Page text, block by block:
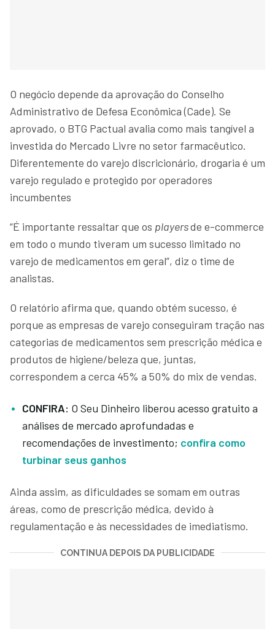
O negócio depende da aprovação do Conselho
Administrativo de Defesa Econômica (Cade). Se
aprovado, o BTG Pactual avalia como mais tangível a
investida do Mercado Livre no setor farmacêutico.
Diferentemente do varejo discricionário, drogaria é um
varejo regulado e protegido por operadores
incumbentes
“É importante ressaltar que os playersde e-commerce
em todo o mundo tiveram um sucesso limitado no
varejo de medicamentos em geral”, diz o time de
analistas.
O relatório afirma que, quando obtém sucesso, é
porque as empresas de varejo conseguiram tração nas
categorias de medicamentos sem prescrição médica e
produtos de higiene/beleza que, juntas,
correspondem a cerca 45% a 50% do mix de vendas.
CONFIRA: O Seu Dinheiro liberou acesso gratuito a
análises de mercado aprofundadas e
recomendações de investimento; confira como
turbinar seus ganhos
Ainda assim, as dificuldades se somam em outras
áreas, como de prescrição médica, devido à
regulamentação e às necessidades de imediatismo.
CONTINUA DEPOIS DA PUBLICIDADE